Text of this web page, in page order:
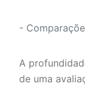
-
A
de uma